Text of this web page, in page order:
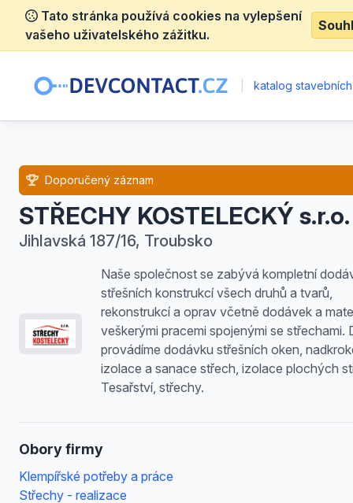
Tato stránka používá cookies na vylepšení
vašeho uživatelského zážitku.
katalog
STŘECHY KOSTELECKÝ s.r.o.
Jihlavská 187/16, Troubsko
Doporučený záznam
Naše společnost se zabývá kompletní
střešních konstrukcí všech druhů a tvarů,
rekonstrukcí a oprav včetně dodávek a
veškerými pracemi spojenými se střechami.
provádíme dodávku střešních oken,
izolace a sanace střech, izolace plochých
Tesařství, střechy.
Obory firmy
Klempířské potřeby a práce
Střechy - realizace